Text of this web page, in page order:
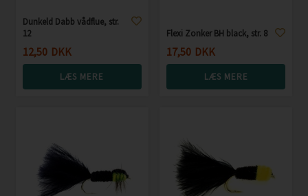
Dunkeld Dabb vådflue, str.
12
12,50 DKK
LÆS MERE
Flexi Zonker BH black, str. 8
17,50 DKK
LÆS MERE